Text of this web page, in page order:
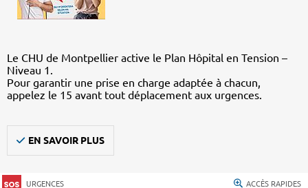
Le CHU de Montpellier active le Plan Hôpital en Tension –
Niveau 1.
Pour garantir une prise en charge adaptée à chacun,
appelez le 15 avant tout déplacement aux urgences.
EN SAVOIR PLUS
URGENCES ACCÈS RAPIDES